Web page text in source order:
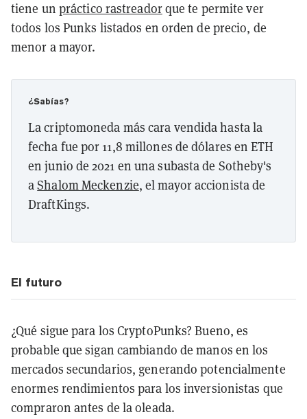
tiene un práctico rastreadorque te permite ver
todos los Punks listados en orden de precio, de
menor a mayor.
¿Sabías?
La criptomoneda más cara vendida hasta la
fecha fue por 11,8 millones de dólares en ETH
en junio de 2021 en una subasta de Sotheby's
aShalom Meckenzie, el mayor accionista de
DraftKings.
El futuro
¿Qué sigue para los CryptoPunks? Bueno, es
probable que sigan cambiando de manos en los
mercados secundarios, generando potencialmente
enormes rendimientos para los inversionistas que
compraron antes de la oleada.